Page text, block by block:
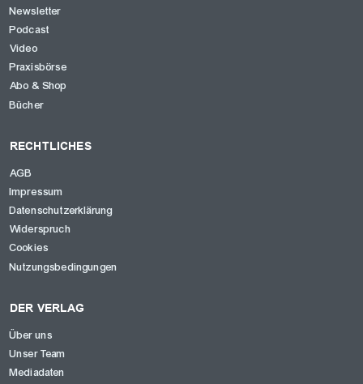
Newsletter
Podcast
Video
Praxisbörse
Abo & Shop
Bücher
RECHTLICHES
AGB
Impressum
Datenschutzerklärung
Widerspruch
Cookies
Nutzungsbedingungen
DER VERLAG
Über uns
Unser Team
Mediadaten